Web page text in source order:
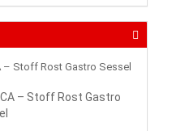
– Stoff Rost Gastro